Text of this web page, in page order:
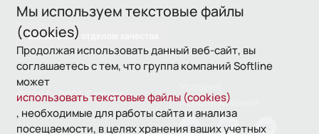
Мы используем текстовые файлы
(cookies)
Продолжая использовать данный веб-сайт, вы
соглашаетесь с тем, что группа компаний Softline
может
использовать текстовые файлы (cookies)
, необходимые для работы сайта и анализа
посещаемости, в целях хранения ваших учетных
Связаться с отделом качества
© 1993—2026 Softline
использования